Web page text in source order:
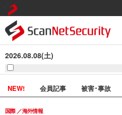
2026.08.08(土)
NEW! 会員記事 被害･事故
国際 海外情報